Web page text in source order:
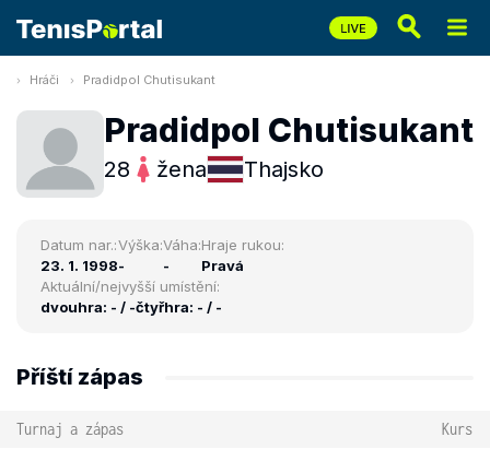
Hráči Pradidpol Chutisukant
Pradidpol Chutisukant
28 žena Thajsko
Datum nar.:
23. 1. 1998
Výška:
-
Váha:
-
Hraje rukou:
Pravá
Aktuální/nejvyšší umístění:
dvouhra: - / -čtyřhra: - / -
Příští zápas
Turnaj a zápas Kurs